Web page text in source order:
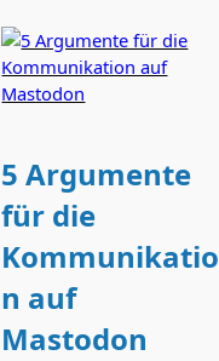
5 Argumente
für die
Kommunikatio
n auf
Mastodon